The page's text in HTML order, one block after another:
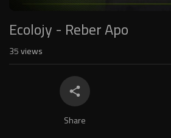
Ecolojy - Reber Apo
35views
Share